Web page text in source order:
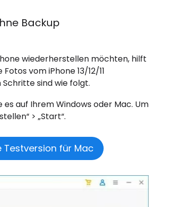
Backup
wiederherstellen möchten, hilft
vom iPhone 13/12/11
sind wie folgt.
auf Ihrem Windows oder Mac. Um
> „Start“.
Testversion für Mac